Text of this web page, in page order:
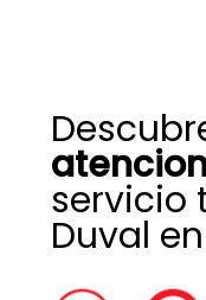
servicio
Duval